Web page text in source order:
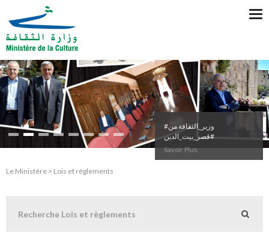
#وزير_الثقافة من
#قصر_بيت_الدين
Savoir Plus
Le Ministère > Lois et règlements